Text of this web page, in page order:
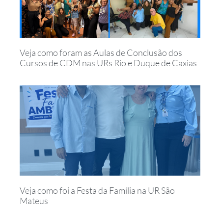
Veja como foram as Aulas de Conclusão dos
Cursos de CDM nas URs Rio e Duque de Caxias
Veja como foi a Festa da Família na UR São
Mateus